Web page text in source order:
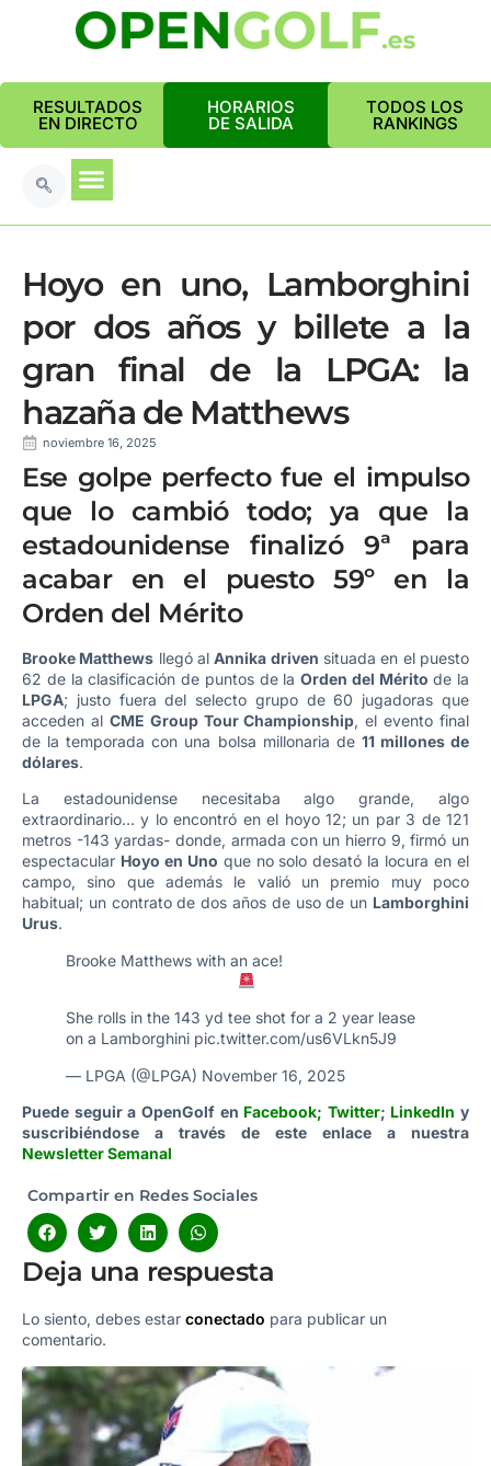
RESULTADOS
EN DIRECTO
HORARIOS
DE SALIDA
TODOS LOS
RANKINGS
Hoyo en uno, Lamborghini
por dos años y billete a la
gran final de la LPGA: la
hazaña de Matthews
noviembre 16, 2025
Ese golpe perfecto fue el impulso
que lo cambió todo; ya que la
estadounidense finalizó 9ª para
acabar en el puesto 59º en la
Orden del Mérito
Brooke Matthews llegó alAnnika driven situada en el puesto
62 de la clasificación de puntos de la Orden del Mérito de la
LPGA; justo fuera del selecto grupo de 60 jugadoras que
acceden al CME Group Tour Championship, el evento final
de la temporada con una bolsa millonaria de 11 millones de
dólares.
La estadounidense necesitaba algo grande, algo
extraordinario… y lo encontró en el hoyo 12; un par 3 de 121
metros -143 yardas- donde, armada con un hierro 9, firmó un
espectacular Hoyo en Uno que no solo desató la locura en el
campo, sino que además le valió un premio muy poco
habitual; un contrato de dos años de uso de un Lamborghini
Urus.
Brooke Matthews with an ace!
She rolls in the 143 yd tee shot for a 2 year lease
on a Lamborghini pic.twitter.com/us6VLkn5J9
— LPGA (@LPGA) November 16, 2025
Puede seguir a OpenGolf en Facebook; Twitter; LinkedIn y
suscribiéndose a través de este enlace a nuestra
Newsletter Semanal
Compartir en Redes Sociales
Deja una respuesta
Lo siento, debes estar conectado para publicar un
comentario.